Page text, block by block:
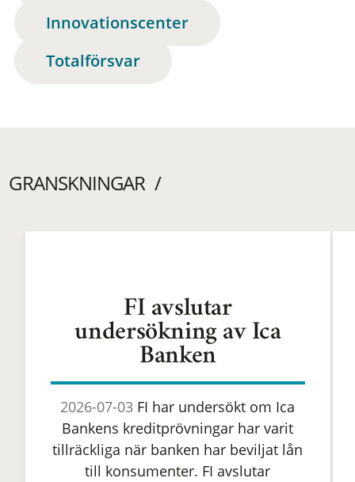
Innovationscenter
Totalförsvar
GRANSKNINGAR
FI avslutar
undersökning av Ica
Banken
2026-07-03 FI har undersökt om Ica
Bankens kreditprövningar har varit
tillräckliga när banken har beviljat lån
till konsumenter. FI avslutar